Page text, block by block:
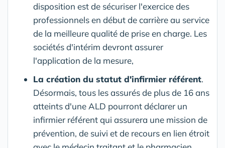
disposition est de sécuriser l'exercice des
professionnels en début de carrière au service
de la meilleure qualité de prise en charge. Les
sociétés d'intérim devront assurer
l'application de la mesure,
La création du statut d'infirmier référent.
Désormais, tous les assurés de plus de 16 ans
atteints d'une ALD pourront déclarer un
infirmier référent qui assurera une mission de
prévention, de suivi et de recours en lien étroit